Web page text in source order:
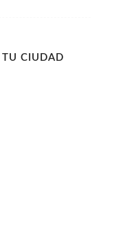
TU CIUDAD